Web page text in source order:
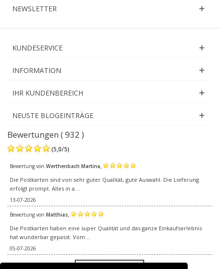
NEWSLETTER
KUNDESERVICE
INFORMATION
IHR KUNDENBEREICH
NEUSTE BLOGEINTRÄGE
Bewertungen ( 932 )
(5,0/5)
Bewertung von Werthenbach Martina,
Die Postkarten sind von sehr guter Qualität, gute Auswahl. Die Lieferung
erfolgt prompt. Alles in a ...
13-07-2026
Bewertung von Matthias,
Die Postkarten haben eine super Qualität und das ganze Einkaufserlebnis
hat wunderbar gepasst. Vom ...
05-07-2026